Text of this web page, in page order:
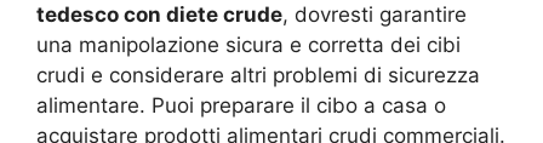
tedesco con diete crude, dovresti garantire
una manipolazione sicura e corretta dei cibi
crudi e considerare altri problemi di sicurezza
alimentare. Puoi preparare il cibo a casa o
acquistare prodotti alimentari crudi commerciali.